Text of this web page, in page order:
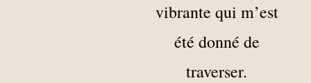
vibrante qui m’est
été donné de
traverser.